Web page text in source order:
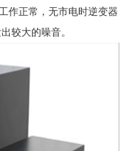
作正常，无市电时逆变器
较大的噪音。